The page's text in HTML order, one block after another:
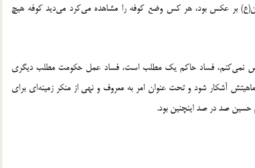
بر عکس بود، هر کس وضع کوفه را مشاهده مى‌کرد مى‌دید کوفه هیچ
نمى‌کنم، فساد حاکم یک مطلب است، فساد عمل حکومت مطلب دیگرى
آشکار شود و تحت عنوان امر به معروف و نهى از منکر زمینه‌اى براى
حسین صد در صد اینچنین بود.